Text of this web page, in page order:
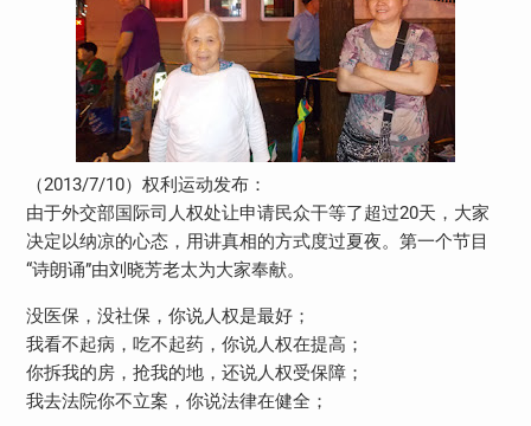
（2013/7/10）权利运动发布：
由于外交部国际司人权处让申请民众干等了超过20天，大家
决定以纳凉的心态，用讲真相的方式度过夏夜。第一个节目
“诗朗诵”由刘晓芳老太为大家奉献。
没医保，没社保，你说人权是最好；
我看不起病，吃不起药，你说人权在提高；
你拆我的房，抢我的地，还说人权受保障；
我去法院你不立案，你说法律在健全；